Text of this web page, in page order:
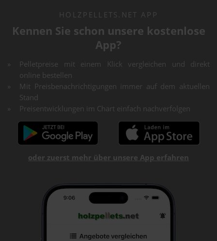
HOLZPELLETS.NET APP
Kennen Sie schon unsere kostenlose
App?
Pelletpreise mit einem Klick vergleichen und direkt
online bestellen
Mit Preisbenachrichtigungen immer auf dem aktuellen
Stand
Preisentwicklungen im Chart einfach nachverfolgen
oder zuerst mehr über unsere App erfahren